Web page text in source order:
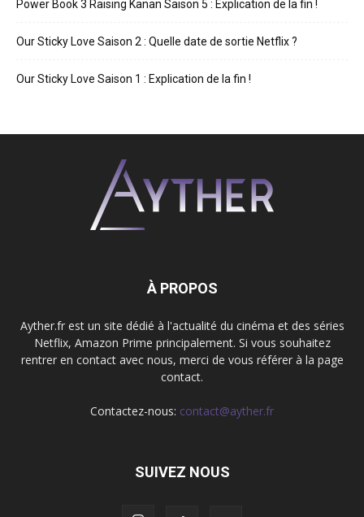
Power Book 3 Raising Kanan Saison 5 : Explication de la fin !
Our Sticky Love Saison 2 : Quelle date de sortie Netflix ?
Our Sticky Love Saison 1 : Explication de la fin !
À PROPOS
Ayther.fr est un site dédié à l'actualité du cinéma et des séries
Netflix, Amazon Prime principalement. Si vous souhaitez
rentrer en contact avec nous, merci de vous référer à la page
contact.
Contactez-nous: contact@ayther.fr
SUIVEZ NOUS